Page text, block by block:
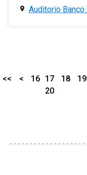
Auditorio Banco
<< < 16 17 18
19
20